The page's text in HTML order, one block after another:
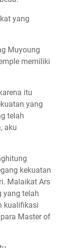
yang
Muyoung
memiliki
itu
yang
telah
aku
kekuatan
Malaikat Ars
yang telah
kualifikasi
Master of